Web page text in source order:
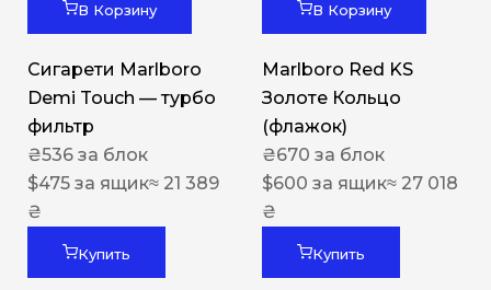
В Корзину
Сигарети Marlboro
Demi Touch — турбо
фильтр
₴536 за блок
$475 за ящик≈ 21 389
₴
Купить
В Корзину
Marlboro Red KS
Золоте Кольцо
(флажок)
₴670 за блок
$600 за ящик≈ 27 018
₴
Купить